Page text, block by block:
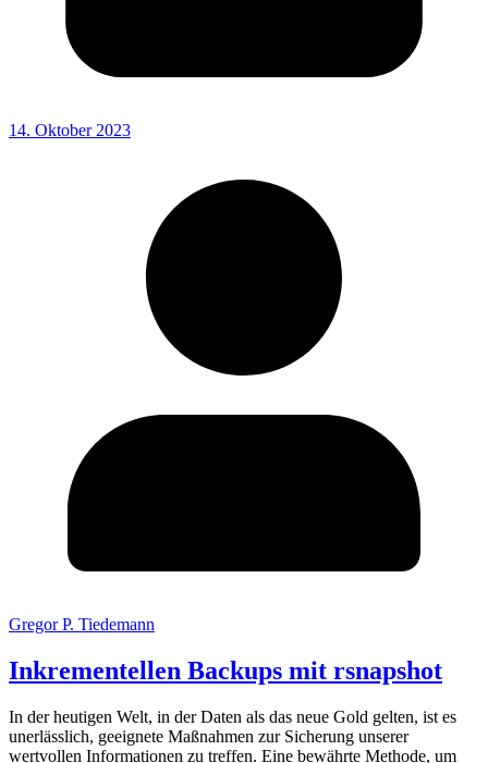
14. Oktober 2023
Gregor P. Tiedemann
Inkrementellen Backups mit rsnapshot
In der heutigen Welt, in der Daten als das neue Gold gelten, ist es
unerlässlich, geeignete Maßnahmen zur Sicherung unserer
wertvollen Informationen zu treffen. Eine bewährte Methode, um